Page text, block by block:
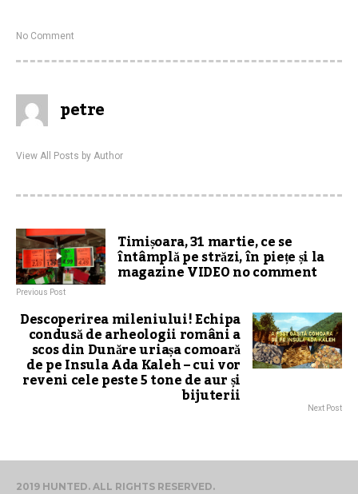
No Comment
petre
View All Posts by Author
Timișoara, 31 martie, ce se
întâmplă pe străzi, în piețe și la
magazine VIDEO no comment
Previous Post
Descoperirea mileniului! Echipa
condusă de arheologii români a
scos din Dunăre uriașa comoară
de pe Insula Ada Kaleh – cui vor
reveni cele peste 5 tone de aur și
bijuterii Next Post
2019 HUNTED. ALL RIGHTS RESERVED.